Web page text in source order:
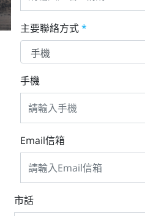
主要聯絡方式*
手機
Email信箱
市話